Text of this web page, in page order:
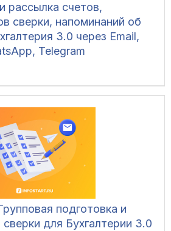
рассылка счетов,
сверки, напоминаний об
3.0 через Email,
Telegram
подготовка и
для Бухгалтерии 3.0